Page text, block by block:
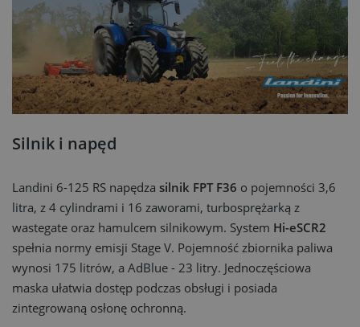
Silnik i napęd
Landini 6-125 RS napędza silnik FPT F36 o pojemności 3,6
litra, z 4 cylindrami i 16 zaworami, turbosprężarką z
wastegate oraz hamulcem silnikowym. System Hi-eSCR2
spełnia normy emisji Stage V. Pojemność zbiornika paliwa
wynosi 175 litrów, a AdBlue - 23 litry. Jednoczęściowa
maska ułatwia dostęp podczas obsługi i posiada
zintegrowaną osłonę ochronną.